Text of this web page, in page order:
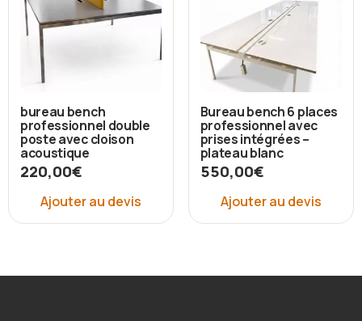
bureau bench
professionnel double
poste avec cloison
acoustique
220,00€
Ajouter au devis
Bureau bench 6 places
professionnel avec
prises intégrées –
plateau blanc
550,00€
Ajouter au devis